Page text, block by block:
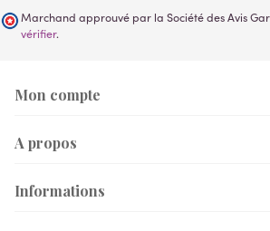
Marchand approuvé par la Société des Avis
vérifier.
Mon compte
A propos
Informations